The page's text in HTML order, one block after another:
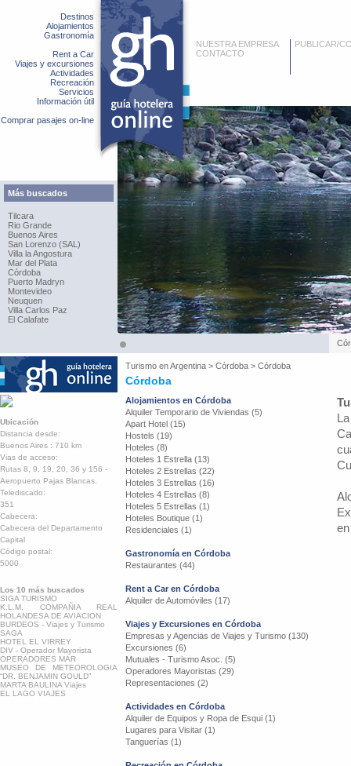
Destinos
Alojamientos
Gastronomía
Rent a Car
Viajes y excursiones
Actividades
Recreación
Servicios
Información útil
Comprar pasajes on-line
Más buscados
Tilcara
Rio Grande
Buenos Aires
San Lorenzo (SAL)
Villa la Angostura
Mar del Plata
Córdoba
Puerto Madryn
Montevideo
Neuquen
Villa Carlos Paz
El Calafate
NUESTRA EMPRESA
CONTACTO
PUBLICAR/
Turismo enArgentina > Córdoba > Córdoba
Córdoba
Ubicación
Distancia desde:
Buenos Aires : 710 km
Vias de acceso:
Rutas 8, 9, 19, 20, 36 y 156 -
Aeropuerto Pajas Blancas.
Telediscado:
351
Cabecera:
Cabecera del Departamento
Capital
Código postal:
5000
Los 10 más buscados
SIGA TURISMO
K.L.M. COMPAÑIA REAL
HOLANDESA DE AVIACION
BURDEOS - Viajes y Turismo
SAGA
HOTEL EL VIRREY
DIV - Operador Mayorista
OPERADORES MAR
MUSEO DE METEOROLOGIA
“DR. BENJAMIN GOULD”
MARTA BAULINA Viajes
EL LAGO VIAJES
Alojamientos en Córdoba
Alquiler Temporario de Viviendas (5)
Apart Hotel (15)
Hostels (19)
Hoteles (8)
Hoteles 1 Estrella (13)
Hoteles 2 Estrellas (22)
Hoteles 3 Estrellas (16)
Hoteles 4 Estrellas (8)
Hoteles 5 Estrellas (1)
Hoteles Boutique (1)
Residenciales (1)
Gastronomía en Córdoba
Restaurantes (44)
Rent a Car en Córdoba
Alquiler de Automóviles (17)
Viajes y Excursiones en Córdoba
Empresas y Agencias de Viajes y Turismo (130)
Excursiones (6)
Mutuales - Turismo Asoc. (5)
Operadores Mayoristas (29)
Representaciones (2)
Actividades en Córdoba
Alquiler de Equipos y Ropa de Esqui (1)
Lugares para Visitar (1)
Tanguerías (1)